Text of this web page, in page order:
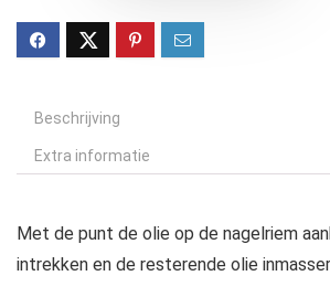
Beschrijving
Extra informatie
Met de punt de olie op de nagelriem
intrekken en de resterende olie